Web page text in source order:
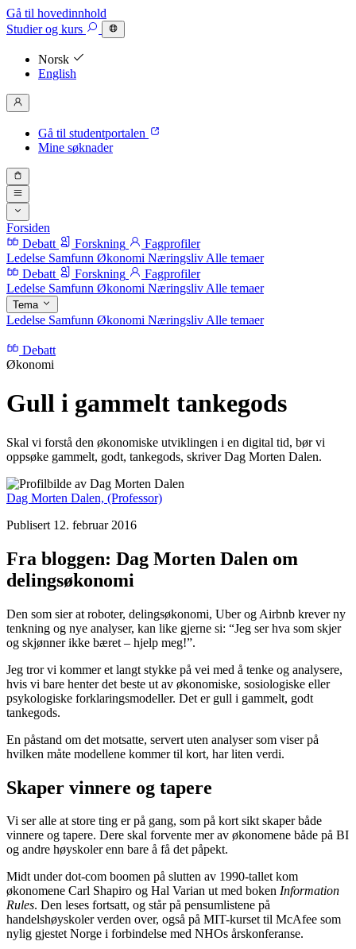
Gå til hovedinnhold
Studierog kurs
Norsk
English
Gå til studentportalen
Mine søknader
Forsiden
Debatt
Forskning
Fagprofiler
Ledelse Samfunn Økonomi Næringsliv Alle temaer
Debatt
Forskning
Fagprofiler
Ledelse Samfunn Økonomi Næringsliv Alle temaer
Tema
Ledelse Samfunn Økonomi Næringsliv Alle temaer
Debatt
Økonomi
Gull i gammelt tankegods
Skal vi forstå den økonomiske utviklingen i en digital tid, bør vi
oppsøke gammelt, godt, tankegods, skriver Dag Morten Dalen.
Dag Morten Dalen, (Professor)
Publisert 12. februar 2016
Fra bloggen: Dag Morten Dalen om
delingsøkonomi
Den som sier at roboter, delingsøkonomi, Uber og Airbnb krever ny
tenkning og nye analyser, kan like gjerne si: “Jeg ser hva som skjer
og skjønner ikke bæret – hjelp meg!”.
Jeg tror vi kommer et langt stykke på vei med å tenke og analysere,
hvis vi bare henter det beste ut av økonomiske, sosiologiske eller
psykologiske forklaringsmodeller. Det er gull i gammelt, godt
tankegods.
En påstand om det motsatte, servert uten analyser som viser på
hvilken måte modellene kommer til kort, har liten verdi.
Skaper vinnere og tapere
Vi ser alle at store ting er på gang, som på kort sikt skaper både
vinnere og tapere. Dere skal forvente mer av økonomene både på BI
og andre høyskoler enn bare å få det påpekt.
Midt under dot-com boomen på slutten av 1990-tallet kom
økonomene Carl Shapiro og Hal Varian ut med boken Information
Rules. Den leses fortsatt, og står på pensumlistene på
handelshøyskoler verden over, også på MIT-kurset til McAfee som
nylig gjestet Norge i forbindelse med NHOs årskonferanse.